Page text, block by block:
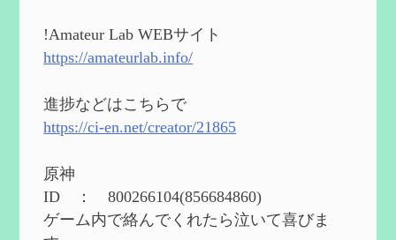
能と3凸までを更新
2024/05/11
eを3BBB化してみた
2024/04/26
2024/04/03
第４８回 ヌヴィレットの性能と凸比較
更新
!Amateur Lab WEBサイト
https://amateurlab.info/
進捗などはこちらで
https://ci-en.net/creator/21865
原神
ID ： 800266104(856684860)
ゲーム内で絡んでくれたら泣いて喜びま